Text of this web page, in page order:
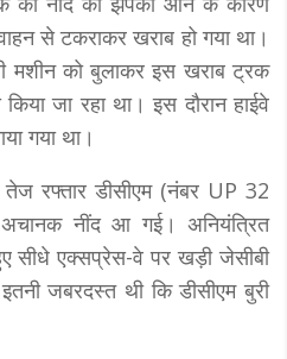
से टकराकर खराब हो गया था।
मशीन को बुलाकर इस खराब ट्रक
जा रहा था। इस दौरान हाईवे
गया था।
रफ्तार डीसीएम (नंबर UP 32
नींद आ गई। अनियंत्रित
सीधे एक्सप्रेस-वे पर खड़ी जेसीबी
जबरदस्त थी कि डीसीएम बुरी